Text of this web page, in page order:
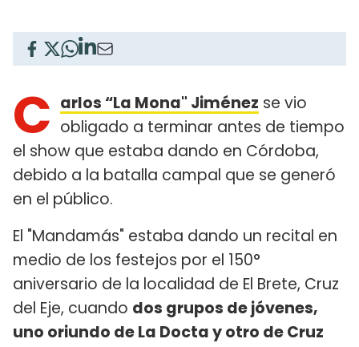
C arlos “La Mona" Jiménez se vio
obligado a terminar antes de tiempo
el show que estaba dando en Córdoba,
debido a la batalla campal que se generó
en el público.
El "Mandamás" estaba dando un recital en
medio de los festejos por el 150°
aniversario de la localidad de El Brete, Cruz
del Eje, cuando dos grupos de jóvenes,
uno oriundo de La Docta y otro de Cruz